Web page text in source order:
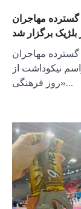
مهاجران
بلژیک برگزار شد
مهاجران
نیکوداشت از
«روز فرهنگی…